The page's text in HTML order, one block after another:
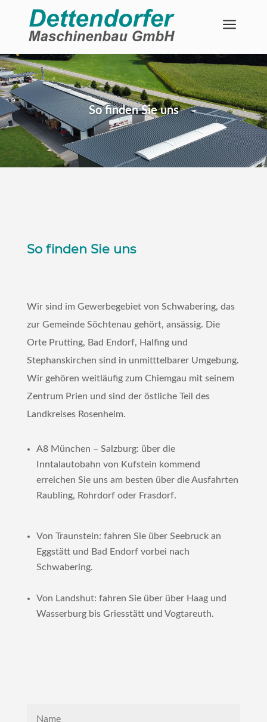
a
So finden Sie uns
So finden Sie uns
Wir sind im Gewerbegebiet von Schwabering, das
zur Gemeinde Söchtenau gehört, ansässig. Die
Orte Prutting, Bad Endorf, Halfing und
Stephanskirchen sind in unmitttelbarer Umgebung.
Wir gehören weitläufig zum Chiemgau mit seinem
Zentrum Prien und sind der östliche Teil des
Landkreises Rosenheim.
A8 München – Salzburg: über die
Inntalautobahn von Kufstein kommend
erreichen Sie uns am besten über die Ausfahrten
Raubling, Rohrdorf oder Frasdorf.
Von Traunstein: fahren Sie über Seebruck an
Eggstätt und Bad Endorf vorbei nach
Schwabering.
Von Landshut: fahren Sie über über Haag und
Wasserburg bis Griesstätt und Vogtareuth.